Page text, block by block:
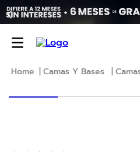
Camas Y Bases
TÉRMINOS MÁS BUSCADOS
1.
erica